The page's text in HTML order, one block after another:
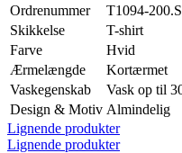
Ordrenummer
T1094-200.S
Skikkelse
T-shirt
Farve
Hvid
Ærmelængde
Kortærmet
Vaskegenskab
Vask op til
Design & Motiv Almindelig
Lignende produkter
Lignende produkter